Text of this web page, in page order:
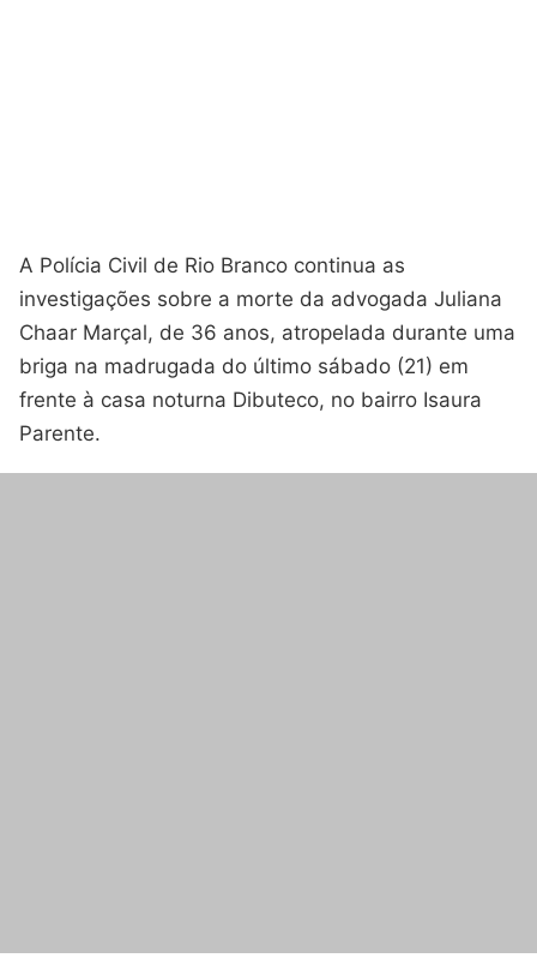
A Polícia Civil de Rio Branco continua as
investigações sobre a morte da advogada Juliana
Chaar Marçal, de 36 anos, atropelada durante uma
briga na madrugada do último sábado (21) em
frente à casa noturna Dibuteco, no bairro Isaura
Parente.